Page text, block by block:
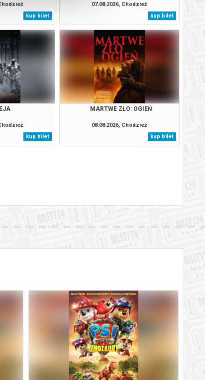
kup bilet
07.08.2026, Chodzież
kup bilet
kup bilet
MARTWE ZŁO: OGIEŃ
08.08.2026, Chodzież
kup bilet